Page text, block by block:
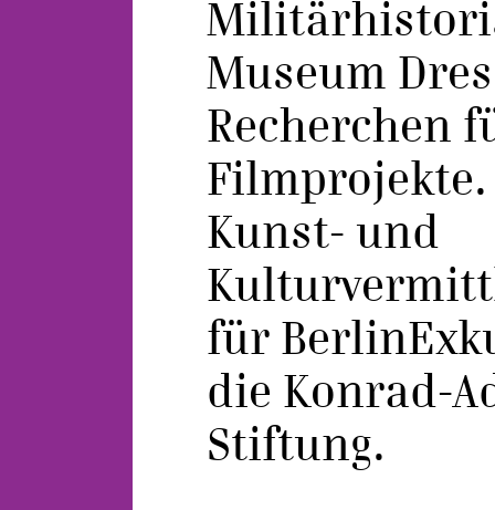
Museum
Recherchen
Filmprojekte.
Kunst- und
für
die Konrad-
Stiftung.